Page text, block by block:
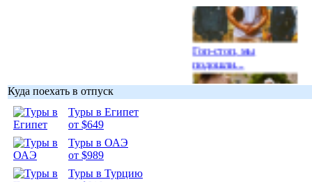
Гоп-стоп, мы
подошли...
Куда поехать в отпуск
Туры в Египет
от $649
Туры в ОАЭ
от $989
Туры в Турцию